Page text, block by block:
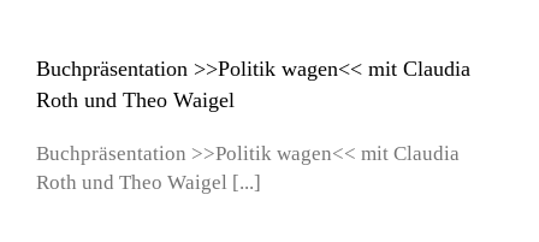
Buchpräsentation >>Politik wagen<< mit Claudia
Roth und Theo Waigel
Buchpräsentation >>Politik wagen<< mit Claudia
Roth und Theo Waigel [...]